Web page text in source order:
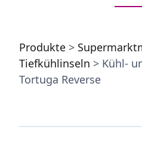
Produkte >
Tiefkühlinseln > Kühl-
Tortuga Reverse